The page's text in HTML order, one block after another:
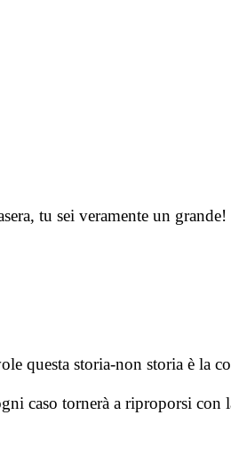
tu sei veramente un grande!
questa storia-non storia è la
caso tornerà a riproporsi con